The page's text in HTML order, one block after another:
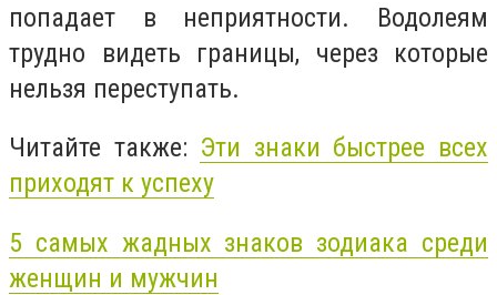
попадает в неприятности. Водолеям
трудно видеть границы, через которые
нельзя переступать.
Читайте также: Эти знаки быстрее всех
приходят к успеху
5 самых жадных знаков зодиака среди
женщин и мужчин